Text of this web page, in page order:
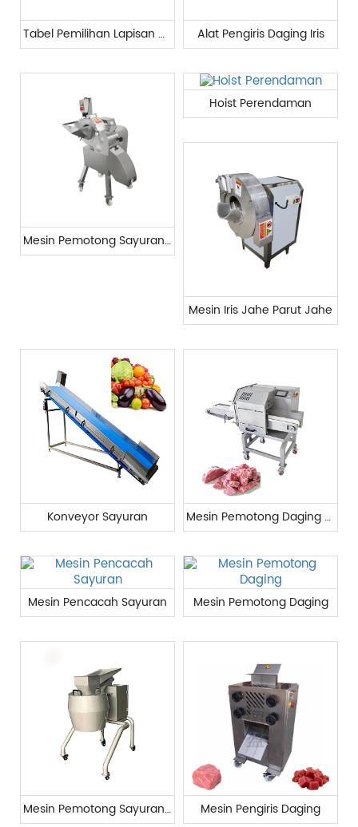
Tabel Pemilihan Lapisan Ganda Alat Pengiris Daging Iris
Mesin Pemotong Sayuran dan Buah Industri
Hoist Perendaman
Mesin Iris Jahe Parut Jahe
Konveyor Sayuran Mesin Pemotong Daging Komersial
Mesin Pencacah Sayuran Mesin Pemotong Daging
Mesin Pemotong Sayuran Otomatis Mesin Pengiris Daging